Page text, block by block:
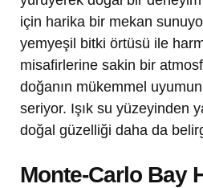
için harika bir mekan
yemyeşil bitki örtüsü ile
misafirlerine sakin bir
doğanın mükemmel
seriyor. Işık su yüzeyinden
doğal güzelliği daha da
Monte-Carlo Bay